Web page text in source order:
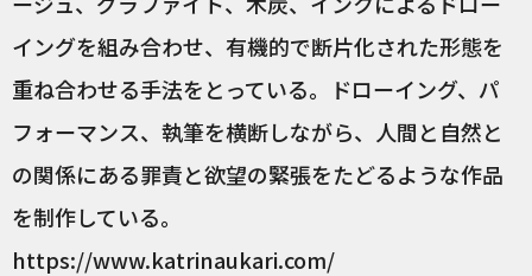
イングを組み合わせ、有機的で断片化された形態を
重ね合わせる手法をとっている。ドローイング、パ
フォーマンス、執筆を横断しながら、人間と自然と
の関係にある罪責と欲望の緊張をたどるような作品
を制作している。
https://www.katrinaukari.com/